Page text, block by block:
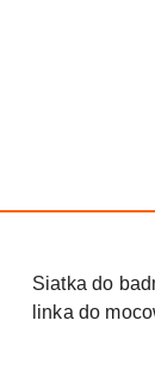
Siatka do
linka do